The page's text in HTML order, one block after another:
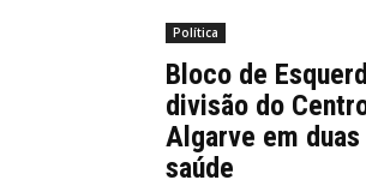
Política
Bloco de
divisão do
Algarve em
saúde